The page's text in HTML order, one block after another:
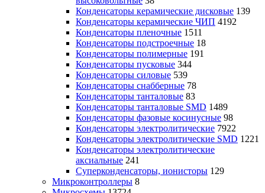
Конденсаторы керамические дисковые 139
Конденсаторы керамические ЧИП 4192
Конденсаторы пленочные 1511
Конденсаторы подстроечные 18
Конденсаторы полимерные 191
Конденсаторы пусковые 344
Конденсаторы силовые 539
Конденсаторы снабберные 78
Конденсаторы танталовые 83
Конденсаторы танталовые SMD 1489
Конденсаторы фазовые косинусные 98
Конденсаторы электролитические 7922
Конденсаторы электролитические SMD 1221
Конденсаторы электролитические
аксиальные 241
Суперконденсаторы, ионисторы 129
Микроконтроллеры 8